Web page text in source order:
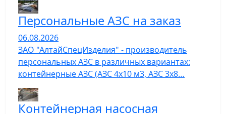
Персональные АЗС на заказ
06.08.2026
ЗАО "АлтайСпецИзделия" - производитель
персональных АЗС в различных вариантах:
контейнерные АЗС (АЗС 4х10 м3, АЗС 3х8…
Контейнерная насосная